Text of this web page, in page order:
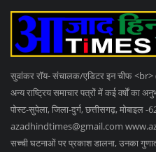
सुवांकर रॉय- संचालक/एडिटर इन चीफ <br>
अन्य राष्ट्रिय समाचार पत्रों में कई वर्षों
पोस्ट-सुपेला, जिला-दुर्ग, छत्तीसगढ़, मोबाइल
azadhindtimes@gmail.com
सच्ची घटनाओं पर प्रकाश डालना, उनका